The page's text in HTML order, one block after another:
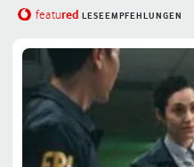
featured LESEEMPFEHLUNGEN